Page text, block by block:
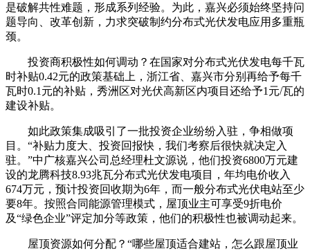
是破解共性难题，形成系列经验。为此，嘉兴必须始终坚持问
题导向、改革创新，力求突破制约分布式光伏发电应用多重瓶
颈。
投资商积极性如何调动？在国家对分布式光伏发电每千瓦
时补贴0.42元的政策基础上，浙江省、嘉兴市分别再给予每千
瓦时0.1元的补贴，秀洲区对光伏高新区内项目还给予1元/瓦的
建设补贴。
如此政策集成吸引了一批投资企业纷纷入驻，争相做项
目。“补贴力度大、投资回报快，我们考察后很快就决定入
驻。”中广核嘉兴公司总经理杜文源说，他们投资6800万元建
设的龙腾科技8.93兆瓦分布式光伏发电项目，年均电价收入
674万元，预计投资回收期为6年，而一般分布式光伏电站至少
要8年。按照合同能源管理模式，屋顶业主可享受9折电价
及“绿色企业”评定加分等政策，他们的积极性也被调动起来。
屋顶资源如何分配？“哪些屋顶适合建站，怎么跟屋顶业